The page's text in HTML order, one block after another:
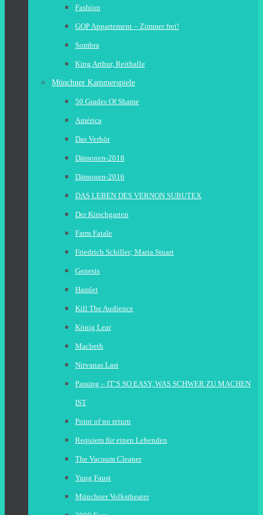
Fashion
GOP Appartement – Zimmer frei!
Sombra
King Arthur, Reithalle
Münchner Kammerspiele
50 Grades Of Shame
América
Das Verhör
Dämonen-2018
Dämonen-2016
DAS LEBEN DES VERNON SUBUTEX
Der Kirschgarten
Farm Fatale
Friedrich Schiller; Maria Stuart
Genesis
Hamlet
Kill The Audience
König Lear
Macbeth
Nirvanas Last
Passing – IT’S SO EASY, WAS SCHWER ZU MACHEN
IST
Point of no return
Requiem für einen Lebenden
The Vacuum Cleaner
Yung Faust
Münchner Volkstheater